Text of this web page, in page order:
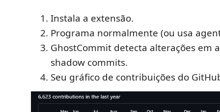
Instala a extensão.
Programa normalmente (ou usa
GhostCommit detecta alterações em
shadow commits.
Seu gráfico de contribuições do